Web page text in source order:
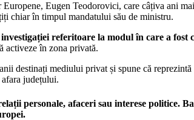
Eugen Teodorovici, care câțiva ani
chiar în timpul mandatului său de ministru.
investigației referitoare la modul în care a fost
activeze în zona privată.
destinați mediului privat și spune că reprezintă
județului.
personale, afaceri sau interese politice.